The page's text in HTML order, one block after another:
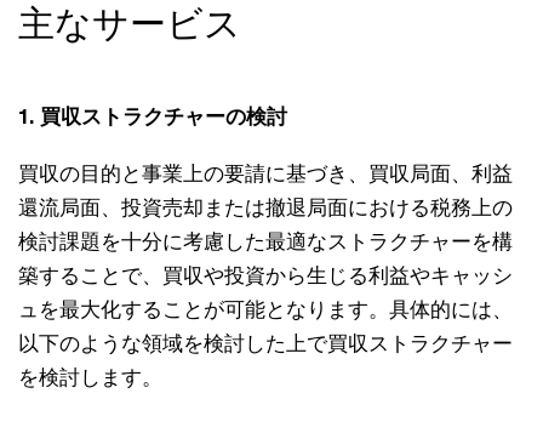
主なサービス
1. 買収ストラクチャーの検討
買収の目的と事業上の要請に基づき、買収局面、利益
還流局面、投資売却または撤退局面における税務上の
検討課題を十分に考慮した最適なストラクチャーを構
築することで、買収や投資から生じる利益やキャッシ
ュを最大化することが可能となります。具体的には、
以下のような領域を検討した上で買収ストラクチャー
を検討します。